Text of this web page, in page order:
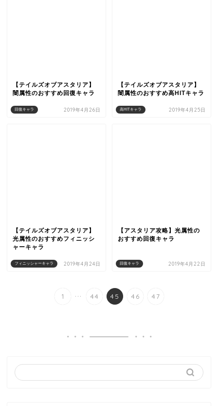
回復キャラ
【テイルズオブアスタリア】
闇属性のおすすめ回復キャラ
2019年4月26日 高HITキャラ
【テイルズオブアスタリア】
闇属性のおすすめ高HITキャラ
2019年4月25日
フィニッシャーキャラ
【テイルズオブアスタリア】
光属性のおすすめフィニッシ
ャーキャラ
2019年4月24日 回復キャラ
【アスタリア攻略】光属性の
おすすめ回復キャラ
2019年4月22日
1 ... 44 45 46 47